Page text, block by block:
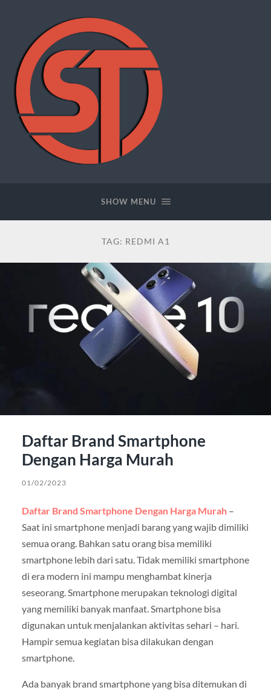
SHOW MENU
TAG: REDMI A1
Daftar Brand Smartphone
Dengan Harga Murah
01/02/2023
Daftar Brand Smartphone Dengan Harga Murah–
Saat ini smartphone menjadi barang yang wajib dimiliki
semua orang. Bahkan satu orang bisa memiliki
smartphone lebih dari satu. Tidak memiliki smartphone
di era modern ini mampu menghambat kinerja
seseorang. Smartphone merupakan teknologi digital
yang memiliki banyak manfaat. Smartphone bisa
digunakan untuk menjalankan aktivitas sehari – hari.
Hampir semua kegiatan bisa dilakukan dengan
smartphone.
Ada banyak brand smartphone yang bisa ditemukan di